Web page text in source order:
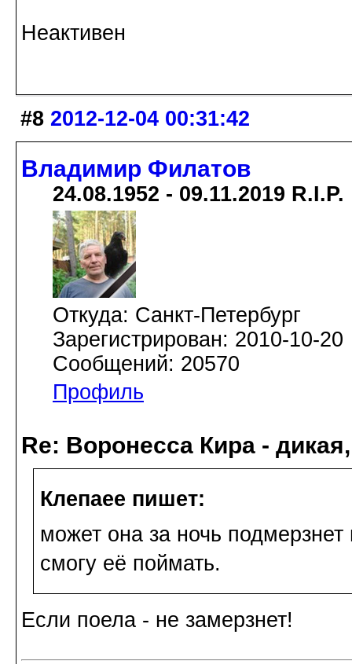
Неактивен
#8 2012-12-04 00:31:42
Владимир Филатов
24.08.1952 - 09.11.2019 R.I.P.
Откуда: Санкт-Петербург
Зарегистрирован: 2010-10-20
Сообщений: 20570
Профиль
Re: Воронесса Кира -
Клепаee пишет:
может она за ночь
смогу её поймать.
Если поела - не замерзнет!